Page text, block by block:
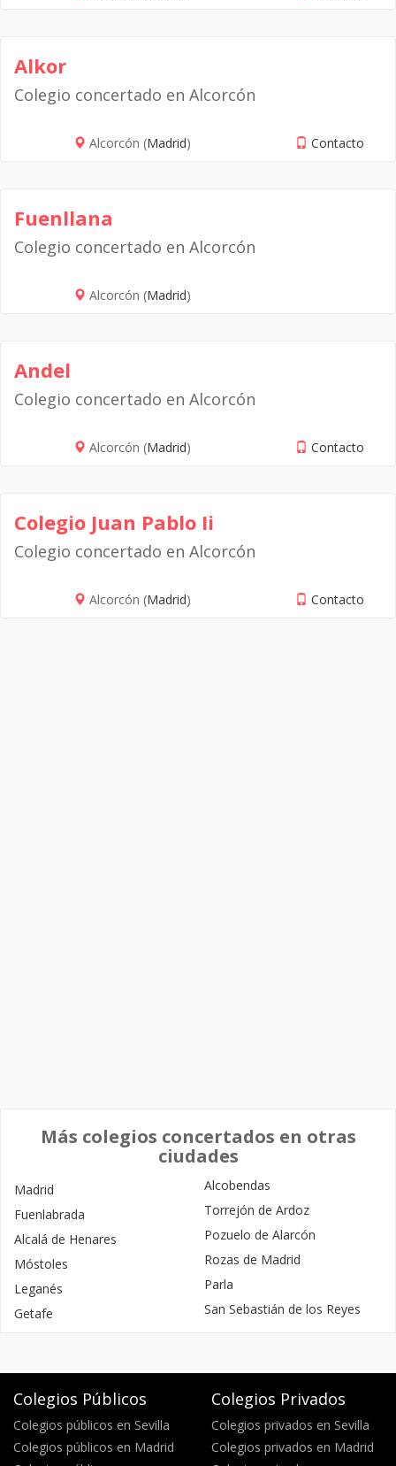
Alkor
Colegio concertado en Alcorcón
Alcorcón (Madrid) Contacto
Fuenllana
Colegio concertado en Alcorcón
Alcorcón (Madrid)
Andel
Colegio concertado en Alcorcón
Alcorcón (Madrid) Contacto
Colegio Juan Pablo Ii
Colegio concertado en Alcorcón
Alcorcón (Madrid) Contacto
Más colegios concertados en otras
ciudades
Madrid
Fuenlabrada
Alcalá de Henares
Móstoles
Leganés
Getafe
Alcobendas
Torrejón de Ardoz
Pozuelo de Alarcón
Rozas de Madrid
Parla
San Sebastián de los Reyes
Colegios Públicos
Colegios públicos en Sevilla
Colegios públicos en Madrid
Colegios Privados
Colegios privados en Sevilla
Colegios privados en Madrid